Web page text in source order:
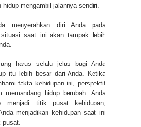
hidup mengambil jalannya sendiri.
menyerahkan diri Anda pada
situasi saat ini akan tampak lebih
harus selalu jelas bagi Anda
itu lebih besar dari Anda. Ketika
fakta kehidupan ini, perspektif
memandang hidup berubah. Anda
menjadi titik pusat kehidupan,
menjadikan kehidupan saat ini
pusat.